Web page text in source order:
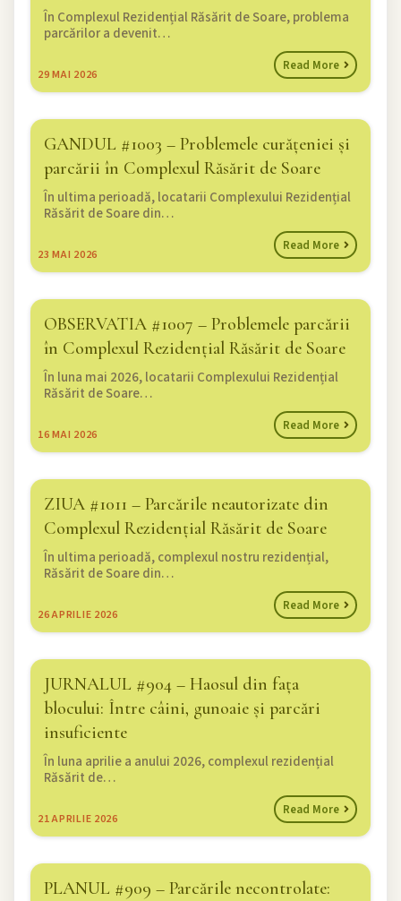
29MAI 2026
În Complexul Rezidențial Răsărit de Soare, problema
parcărilor a devenit…
Read More
GANDUL #1003 – Problemele curățeniei și
parcării în Complexul Răsărit de Soare
23 MAI 2026
În ultima perioadă, locatarii Complexului Rezidențial
Răsărit de Soare din…
Read More
OBSERVATIA #1007 – Problemele parcării
în Complexul Rezidențial Răsărit de Soare
16MAI 2026
În luna mai 2026, locatarii Complexului Rezidențial
Răsărit de Soare…
Read More
ZIUA #1011 – Parcările neautorizate din
Complexul Rezidențial Răsărit de Soare
26APRILIE 2026
În ultima perioadă, complexul nostru rezidențial,
Răsărit de Soare din…
Read More
JURNALUL #904 – Haosul din fața
blocului: Între câini, gunoaie și parcări
insuficiente
21APRILIE 2026
În luna aprilie a anului 2026, complexul rezidențial
Răsărit de…
Read More
PLANUL #909 – Parcările necontrolate: